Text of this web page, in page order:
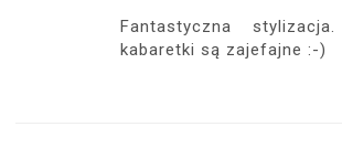
Fantastyczna
kabaretki są zajefajne :-)